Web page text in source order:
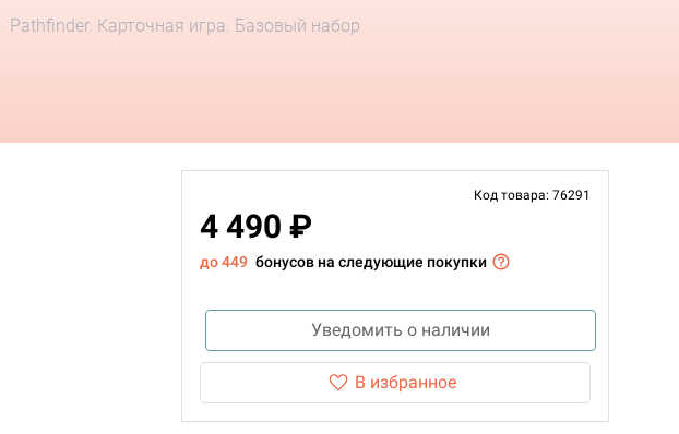
Pathfinder. Карточная игра. Базовый набор
Код товара: 76291
4 490 ₽
до 449 бонусов на следующие покупки
Уведомить о наличии
В избранное